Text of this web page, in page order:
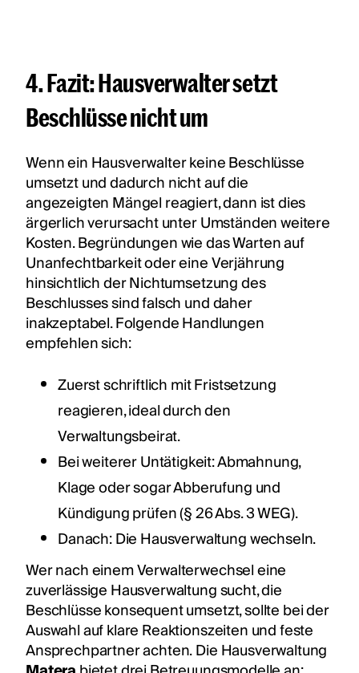
4. Fazit: Hausverwalter setzt
Beschlüsse nicht um
Wenn ein Hausverwalter keine Beschlüsse
umsetzt und dadurch nicht auf die
angezeigten Mängel reagiert, dann ist dies
ärgerlich verursacht unter Umständen weitere
Kosten. Begründungen wie das Warten auf
Unanfechtbarkeit oder eine Verjährung
hinsichtlich der Nichtumsetzung des
Beschlusses sind falsch und daher
inakzeptabel. Folgende Handlungen
empfehlen sich:
Zuerst schriftlich mit Fristsetzung
reagieren, ideal durch den
Verwaltungsbeirat.
Bei weiterer Untätigkeit: Abmahnung,
Klage oder sogar Abberufung und
Kündigung prüfen (§ 26 Abs. 3 WEG).
Danach: Die Hausverwaltung wechseln.
Wer nach einem Verwalterwechsel eine
zuverlässige Hausverwaltung sucht, die
Beschlüsse konsequent umsetzt, sollte bei der
Auswahl auf klare Reaktionszeiten und feste
Ansprechpartner achten.Die Hausverwaltung